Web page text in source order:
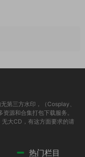
第三方水印，（Cosplay、
源和合集打包下载服务。
大CD，有这方面要求的请
热门栏目